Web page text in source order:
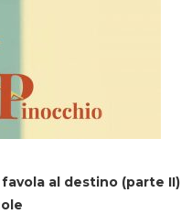
al destino (parte II)